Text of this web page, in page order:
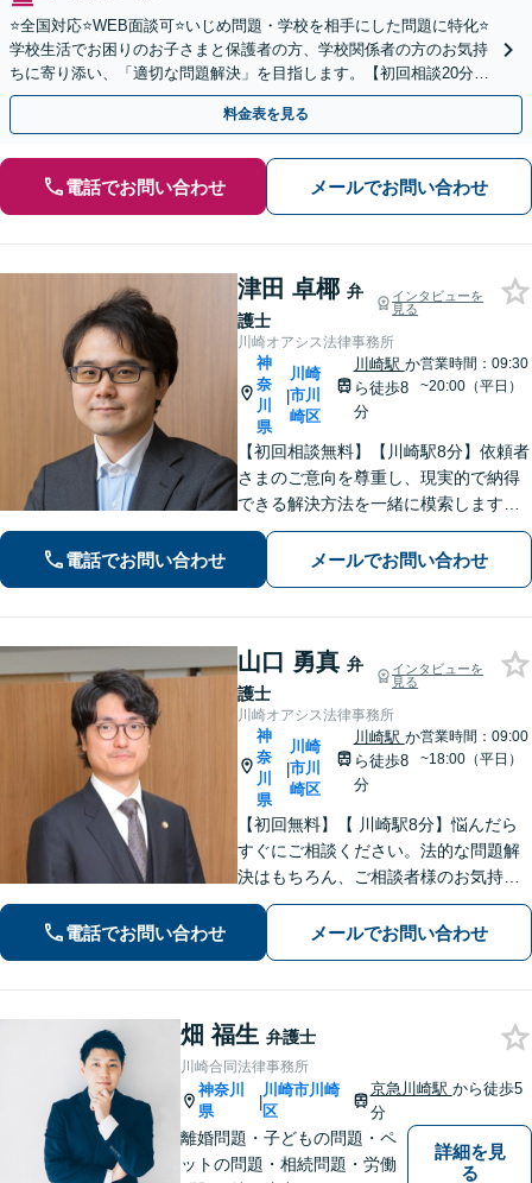
⭐️全国対応⭐️WEB面談可⭐️いじめ問題・学校を相手にした問題に特化⭐️
学校生活でお困りのお子さまと保護者の方、学校関係者の方のお気持
ちに寄り添い、「適切な問題解決」を目指します。【初回相談20分無
料】
料金表を見る
電話でお問い合わせ メールでお問い合わせ
津田 卓椰 弁
護士
インタビューを
見る
川崎オアシス法律事務所
神
奈
川
県
|
川崎
市川
崎区
川崎駅 か
ら徒歩8
分
営業時間：09:30
~20:00（平日）
【初回相談無料】【川崎駅8分】依頼者
さまのご意向を尊重し、現実的で納得
できる解決方法を一緒に模索します
【離婚問題】調停・訴訟対応に豊富な
実績あり。人生の再出発を全力で応援
いたします【借金問題】状況を整理
電話でお問い合わせ メールでお問い合わせ
山口 勇真 弁
護士
インタビューを
見る
川崎オアシス法律事務所
神
奈
川
県
|
川崎
市川
崎区
川崎駅 か
ら徒歩8
分
営業時間：09:00
~18:00（平日）
【初回無料】【 川崎駅8分】悩んだら
すぐにご相談ください。法的な問題解
決はもちろん、ご相談者様のお気持ち
まで徹底サポートします。不安を和ら
げる「レスポンスの速さ」と「二人三
脚」の姿勢で解決まで伴走いたします
電話でお問い合わせ メールでお問い合わせ
畑 福生 弁護士
川崎合同法律事務所
神奈川
県
|
川崎市川崎
区
京急川崎駅 から徒歩5
分
離婚問題・子どもの問題・ペ
ットの問題・相続問題・労働
詳細を見
る